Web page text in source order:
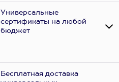
Универсальные
сертификаты на любой
бюджет
Бесплатная доставка